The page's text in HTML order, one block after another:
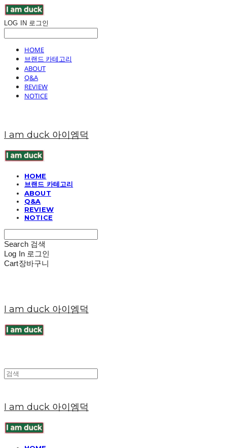
LOG IN 로그인
HOME
브랜드 카테고리
ABOUT
Q&A
REVIEW
NOTICE
I am duck 아이엠덕
HOME
브랜드 카테고리
ABOUT
Q&A
REVIEW
NOTICE
Search 검색
Log In 로그인
Cart장바구니
I am duck 아이엠덕
I am duck 아이엠덕